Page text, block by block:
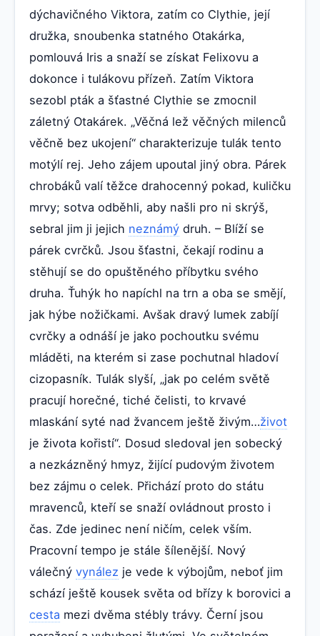
dýchavičného Viktora, zatím co Clythie, její
družka, snoubenka statného Otakárka,
pomlouvá Iris a snaží se získat Felixovu a
dokonce i tulákovu přízeň. Zatím Viktora
sezobl pták a šťastné Clythie se zmocnil
záletný Otakárek. „Věčná lež věčných milenců
věčně bez ukojení“ charakterizuje tulák tento
motýlí rej. Jeho zájem upoutal jiný obra. Párek
chrobáků valí těžce drahocenný pokad, kuličku
mrvy; sotva odběhli, aby našli pro ni skrýš,
sebral jim ji jejich neznámý druh. – Blíží se
párek cvrčků. Jsou šťastni, čekají rodinu a
stěhují se do opuštěného příbytku svého
druha. Ťuhýk ho napíchl na trn a oba se smějí,
jak hýbe nožičkami. Avšak dravý lumek zabíjí
cvrčky a odnáší je jako pochoutku svému
mláděti, na kterém si zase pochutnal hladoví
cizopasník. Tulák slyší, „jak po celém světě
pracují horečné, tiché čelisti, to krvavé
mlaskání syté nad žvancem ještě živým…život
je života kořistí“. Dosud sledoval jen sobecký
a nezkázněný hmyz, žijící pudovým životem
bez zájmu o celek. Přichází proto do státu
mravenců, kteří se snaží ovládnout prosto i
čas. Zde jedinec není ničím, celek vším.
Pracovní tempo je stále šílenější. Nový
válečný vynález je vede k výbojům, neboť jim
schází ještě kousek světa od břízy k borovici a
cesta mezi dvěma stébly trávy. Černí jsou